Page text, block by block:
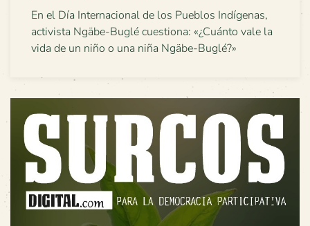
En el Día Internacional de los Pueblos Indígenas,
activista Ngäbe-Buglé cuestiona: «¿Cuánto vale la
vida de un niño o una niña Ngäbe-Buglé?»